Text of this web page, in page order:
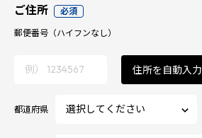
ご住所 必須
郵便番号 （ハイフンなし）
住所を自動入力
都道府県